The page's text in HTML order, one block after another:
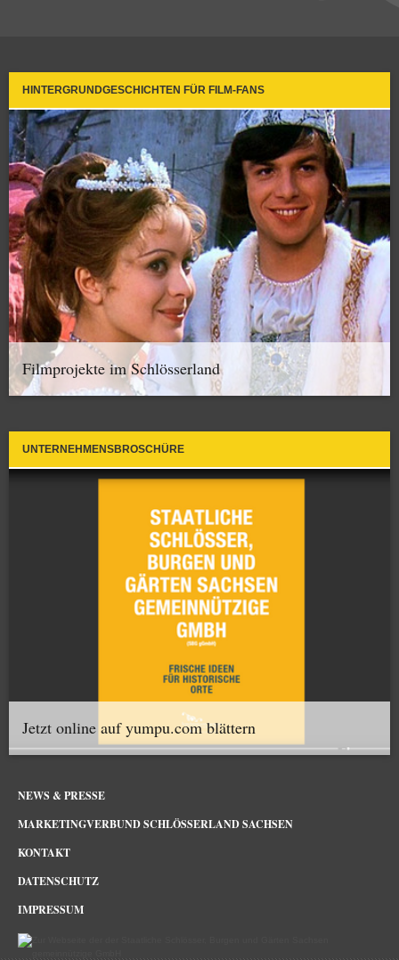
HINTERGRUNDGESCHICHTEN FÜR FILM-FANS
Filmprojekte im Schlösserland
UNTERNEHMENSBROSCHÜRE
Jetzt online auf yumpu.com blättern
NEWS & PRESSE
MARKETINGVERBUND SCHLÖSSERLAND SACHSEN
KONTAKT
DATENSCHUTZ
IMPRESSUM